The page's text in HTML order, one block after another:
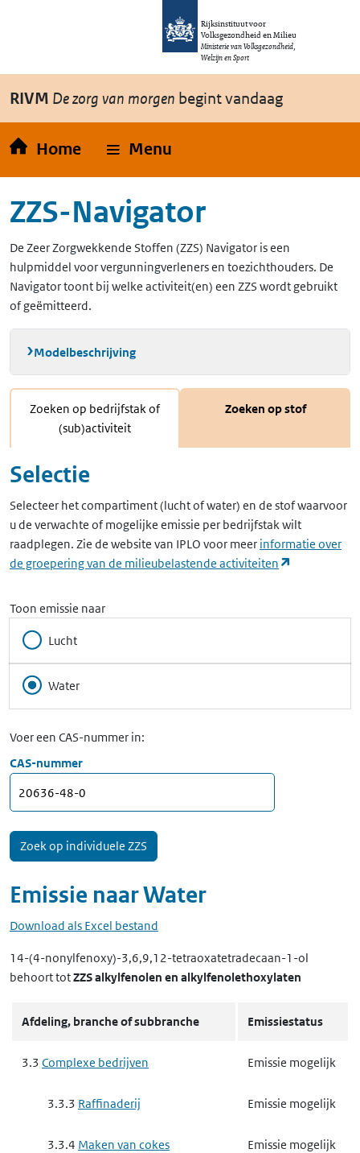
Overslaan en naar de inhoud gaan
Rijksinstituut voor
Volksgezondheid en Milieu
Ministerie van Volksgezondheid,
Welzijn en Sport
RIVM De zorg van morgen begint vandaag
Home Menu
ZZS-Navigator
De Zeer Zorgwekkende Stoffen (ZZS) Navigator is een
hulpmiddel voor vergunningverleners en toezichthouders. De
Navigator toont bij welke activiteit(en) een ZZS wordt gebruikt
of geëmitteerd.
Modelbeschrijving
Zoeken op bedrijfstak of
(sub)activiteit
Zoeken op stof
Selectie
Selecteer het compartiment (lucht of water) en de stof waarvoor
u de verwachte of mogelijke emissie per bedrijfstak wilt
raadplegen. Zie de website van IPLO voor meer informatie over
de groepering van de milieubelastende activiteiten
Toon emissie naar
Lucht
Water
Voer een CAS-nummer in:
CAS-nummer
Emissie naarWater
Download als Excel bestand
14-(4-nonylfenoxy)-3,6,9,12-tetraoxatetradecaan-1-ol
behoort totZZS alkylfenolen en alkylfenolethoxylaten
Afdeling, branche of subbranche Emissiestatus
3.3 Complexe bedrijven Emissie mogelijk
3.3.3 Raffinaderij Emissie mogelijk
3.3.4 Maken van cokes Emissie mogelijk